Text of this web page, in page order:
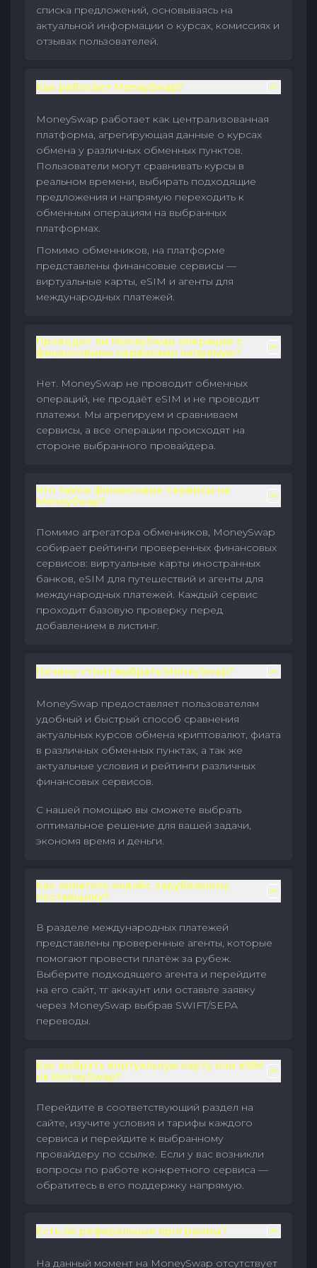
списка предложений, основываясь на
актуальной информации о курсах, комиссиях и
отзывах пользователей.
Как работает MoneySwap?
MoneySwap работает как централизованная
платформа, агрегирующая данные о курсах
обмена у различных обменных пунктов.
Пользователи могут сравнивать курсы в
реальном времени, выбирать подходящие
предложения и напрямую переходить к
обменным операциям на выбранных
платформах.
Помимо обменников, на платформе
представлены финансовые сервисы —
виртуальные карты, eSIM и агенты для
международных платежей.
Проводит ли MoneySwap операции с
финансовыми сервисами напрямую?
Нет. MoneySwap не проводит обменных
операций, не продаёт eSIM и не проводит
платежи. Мы агрегируем и сравниваем
сервисы, а все операции происходят на
стороне выбранного провайдера.
Что такое финансовые сервисы на
MoneySwap?
Помимо агрегатора обменников, MoneySwap
собирает рейтинги проверенных финансовых
сервисов: виртуальные карты иностранных
банков, eSIM для путешествий и агенты для
международных платежей. Каждый сервис
проходит базовую проверку перед
добавлением в листинг.
Почему стоит выбрать MoneySwap?
MoneySwap предоставляет пользователям
удобный и быстрый способ сравнения
актуальных курсов обмена криптовалют, фиата
в различных обменных пунктах, а так же
актуальные условия и рейтинги различных
финансовых сервисов.
С нашей помощью вы сможете выбрать
оптимальное решение для вашей задачи,
экономя время и деньги.
Как оплатить инвойс зарубежному
поставщику?
В разделе международных платежей
представлены проверенные агенты, которые
помогают провести платёж за рубеж.
Выберите подходящего агента и перейдите
на его сайт, тг аккаунт или оставьте заявку
через MoneySwap выбрав SWIFT/SEPA
переводы.
Как выбрать виртуальную карту или eSIM
на MoneySwap?
Перейдите в соответствующий раздел на
сайте, изучите условия и тарифы каждого
сервиса и перейдите к выбранному
провайдеру по ссылке. Если у вас возникли
вопросы по работе конкретного сервиса —
обратитесь в его поддержку напрямую.
Есть ли реферальные программы?
На данный момент на MoneySwap отсутствует